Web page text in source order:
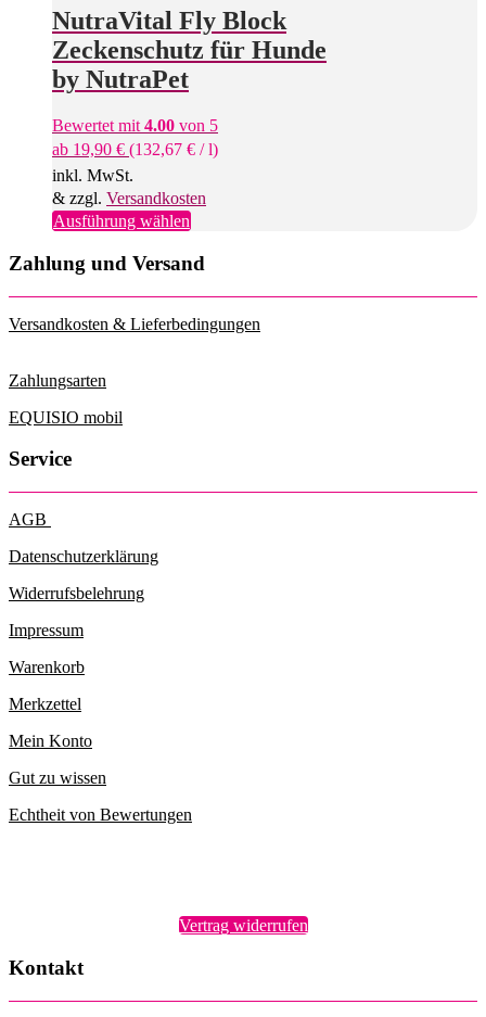
NutraVital Fly Block
Zeckenschutz für Hunde
by NutraPet
Bewertet mit 4.00 von 5
ab 19,90 € (132,67 € /l)
inkl. MwSt.
& zzgl. Versandkosten
Ausführung wählenDieses
weist
Varianten
auf.
Die
Zahlung und Versand
Versandkosten & Lieferbedingungen
Zahlungsarten
EQUISIO mobil
Service
AGB
Datenschutzerklärung
Widerrufsbelehrung
Impressum
Warenkorb
Merkzettel
Mein Konto
Gut zu wissen
Echtheit von Bewertungen
Vertrag widerrufen
Kontakt